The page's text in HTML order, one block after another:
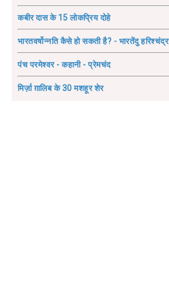
कबीर दास के 15 लोकप्रिय दोहे
भारतवर्षोन्नति कैसे हो सकती है? - भारतेंदु हरिश्चंद्र
पंच परमेश्वर - कहानी - प्रेमचंद
मिर्ज़ा ग़ालिब के 30 मशहूर शेर